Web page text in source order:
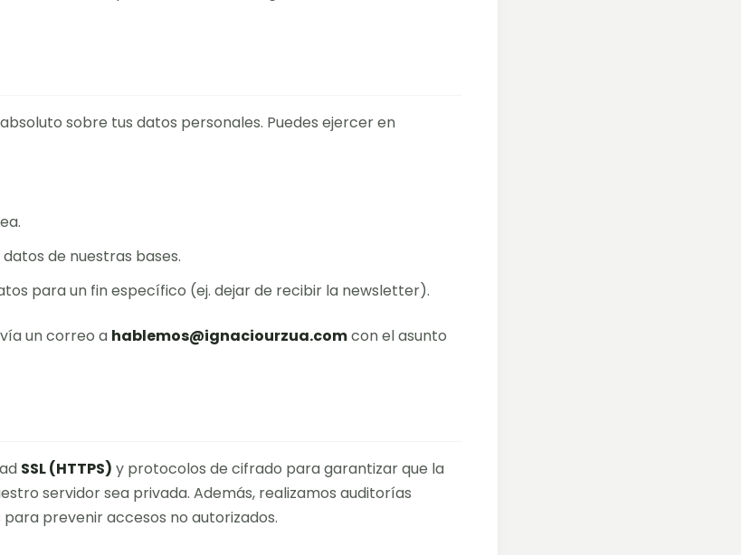
sobre tus datos personales. Puedes ejercer en
de nuestras bases.
para un fin específico (ej. dejar de recibir la newsletter).
un correo a hablemos@ignaciourzua.comcon el asunto
SSL (HTTPS) y protocolos de cifrado para garantizar que la
servidor sea privada. Además, realizamos auditorías
prevenir accesos no autorizados.